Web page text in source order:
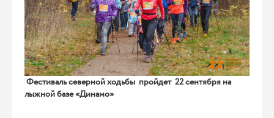
Фестиваль северной ходьбы пройдет 22 сентября на
лыжной базе «Динамо»